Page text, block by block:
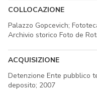
COLLOCAZIONE
Palazzo Gopcevich;
Archivio storico Foto de
ACQUISIZIONE
Detenzione Ente pubblico
deposito; 2007